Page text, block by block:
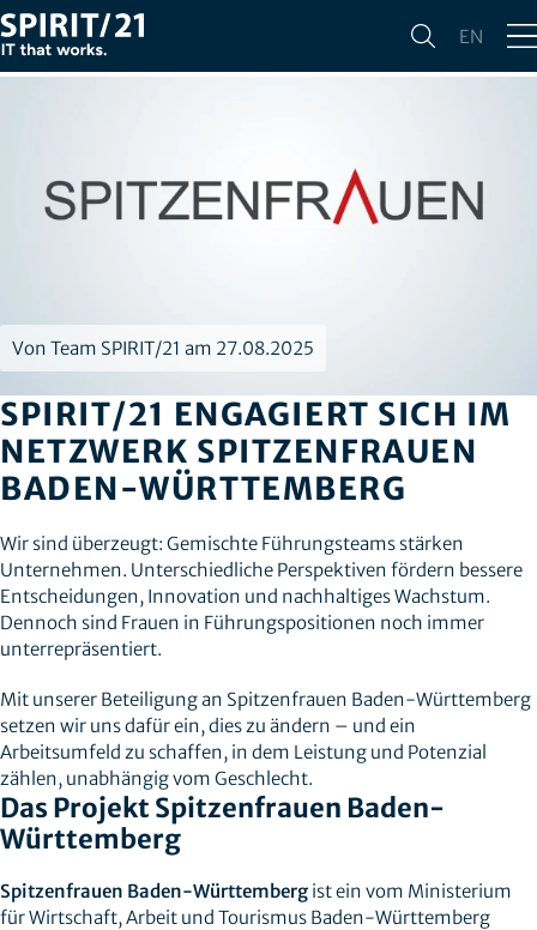
EN
Von Team SPIRIT/21 am 27.08.2025
SPIRIT/21 ENGAGIERT SICH IM
NETZWERK SPITZENFRAUEN
BADEN-WÜRTTEMBERG
Wir sind überzeugt: Gemischte Führungsteams stärken
Unternehmen. Unterschiedliche Perspektiven fördern bessere
Entscheidungen, Innovation und nachhaltiges Wachstum.
Dennoch sind Frauen in Führungspositionen noch immer
unterrepräsentiert.
Mit unserer Beteiligung an Spitzenfrauen Baden-Württemberg
setzen wir uns dafür ein, dies zu ändern – und ein
Arbeitsumfeld zu schaffen, in dem Leistung und Potenzial
zählen, unabhängig vom Geschlecht.
Das Projekt Spitzenfrauen Baden-
Württemberg
Spitzenfrauen Baden-Württemberg ist ein vom Ministerium
für Wirtschaft, Arbeit und Tourismus Baden-Württemberg